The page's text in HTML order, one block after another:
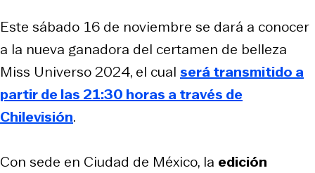
Este sábado 16 de noviembre se dará a conocer
a la nueva ganadora del certamen de belleza
Miss Universo 2024, el cual será transmitido a
partir de las 21:30 horas a través de
Chilevisión.
Con sede en Ciudad de México, la edición